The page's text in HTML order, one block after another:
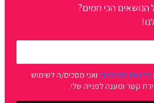
הכי חמים?
הפרטיותואני מסכים/ה לשימוש
קשר ומענה לפנייה שלי.